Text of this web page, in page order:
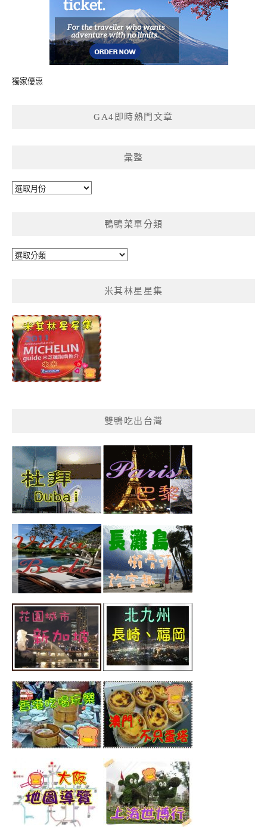
獨家優惠
GA4即時熱門文章
彙整
彙
鴨鴨菜單分類
鴨
類
米其林星星集
雙鴨吃出台灣